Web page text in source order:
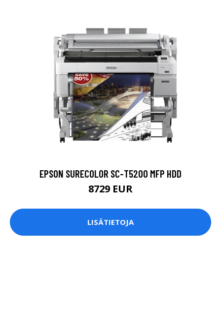
EPSON SURECOLOR SC-T5200 MFP HDD
8729 EUR
LISÄTIETOJA